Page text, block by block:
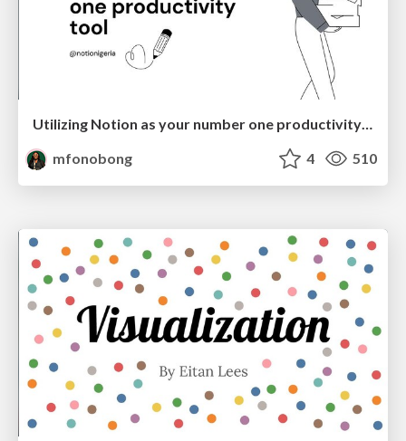
Utilizing Notion as your number one productivity tool
mfonobong
4 510